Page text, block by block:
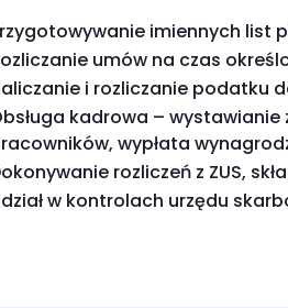
imiennych list
umów na czas
i rozliczanie podatku
kadrowa –
wypłata
rozliczeń z ZUS,
w kontrolach urzędu